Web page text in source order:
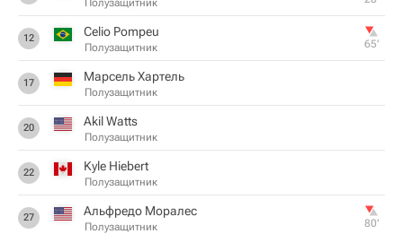
Полузащитник
12 Celio Pompeu
Полузащитник 65‎’‎
17 Марсель Хартель
Полузащитник
20 Akil Watts
Полузащитник
22 Kyle Hiebert
Полузащитник
27 Альфредо Моралес
Полузащитник 80‎’‎